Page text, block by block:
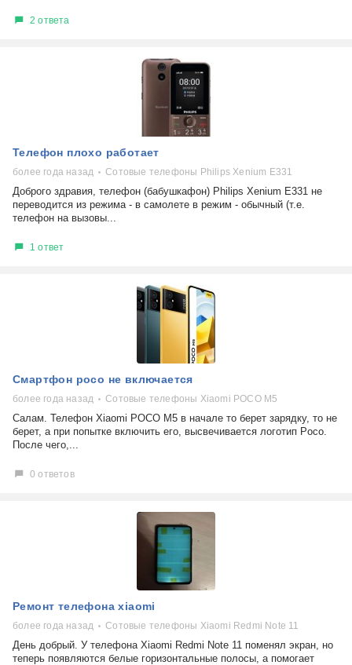
2 ответа
Телефон плохо работает
более года назад Сотовые телефоны Philips Xenium E331
Доброго здравия, телефон (бабушкафон) Philips Xenium E331 не
переводится из режима - в самолете в режим - обычный (т.е.
телефон на вызовы...
1 ответ
Смартфон poco не включается
более года назад Сотовые телефоны Xiaomi POCO M5
Салам. Телефон Xiaomi POCO M5 в начале то берет зарядку, то не
берет, а при попытке включить его, высвечивается логотип Poco.
После чего,...
0 ответов
Ремонт телефона xiaomi
более года назад Сотовые телефоны Xiaomi Redmi Note 11
День добрый. У телефона Xiaomi Redmi Note 11 поменял экран, но
теперь появляются белые горизонтальные полосы, а помогает